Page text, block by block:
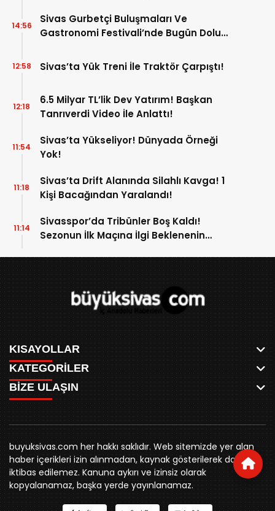
Sivas Gurbetçi Buluşmaları Ve
Gastronomi Festivali’nde Bugün Dolu
14:56
Sivas’ta Yük Treni İle Traktör Çarpıştı!
12:58
6.5 Milyar TL’lik Dev Yatırım! Başkan
Tanrıverdi Video İle Anlattı!
12:18
Sivas’ta Yükseliyor! Dünyada Örneği
Yok!
11:54
Sivas’ta Drift Alanında Silahlı Kavga! 1
Kişi Bacağından Yaralandı!
11:18
Sivasspor’da Tribünler Boş Kaldı!
Sezonun İlk Maçına İlgi Beklenenin
11:14
KISAYOLLAR
ANASAYFA
AKSU CANLI
MEYDAN CANLI
MEDRESELER CANLI
MERAKÜM CANLI
YUKARI TEKKE CANLI
KURUMSAL KİMLİK
REKLAM FİYATLARI
BİZE ULAŞIN
KÜNYE
KATEGORİLER
WHATSAPP
SPOR
SİYASET
BELEDİYE
SİVAS VALİLİĞİ
ÜNİVERSİTE
KURUMLAR
STK
YORUM
BİZE ULAŞIN
0346 221 00 60
buyuksivashaber@gmail.com
Örtülüpınar Mah. İnönü Bulvarı Özkahya Apt. Kat:3 D:7
Sivas
buyuksivas.com her hakkı saklıdır. Web sitemizde yer alan
haber içerikleri izin alınmadan, kaynak gösterilerek dahi
iktibas edilemez. Kanuna aykırı ve izinsiz olarak
kopyalanamaz, başka yerde yayınlanamaz.